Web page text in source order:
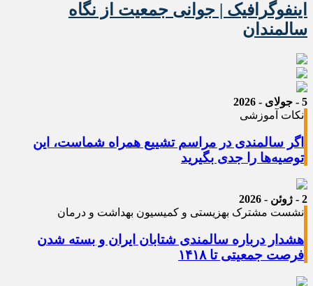
اینفوگرافیک | جوانی جمعیت از نگاه
سالمندان
5 - جولای - 2026
نکات آموزشی
اگر سالمندی در مراسم تشییع همراه شماست، این
توصیه‌ها را جدی بگیرید
2 - ژوئن - 2026
نشست مشترک بهزیستی و کمیسیون بهداشت و درمان
هشدار درباره سالمندی شتابان ایران و بسته شدن
فرصت جمعیتی تا ۱۴۱۸